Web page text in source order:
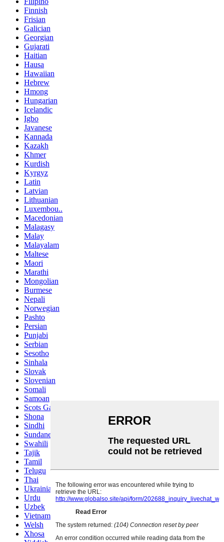
Finnish
Frisian
Galician
Georgian
Gujarati
Haitian
Hausa
Hawaiian
Hebrew
Hmong
Hungarian
Icelandic
Igbo
Javanese
Kannada
Kazakh
Khmer
Kurdish
Kyrgyz
Latin
Latvian
Lithuanian
Luxembou..
Macedonian
Malagasy
Malay
Malayalam
Maltese
Maori
Marathi
Mongolian
Burmese
Nepali
Norwegian
Pashto
Persian
Punjabi
Serbian
Sesotho
Sinhala
Slovak
Slovenian
Somali
Samoan
Scots Gaelic
Shona
Sindhi
Sundanese
Swahili
Tajik
Tamil
Telugu
Thai
Ukrainian
Urdu
Uzbek
Vietnamese
Welsh
Xhosa